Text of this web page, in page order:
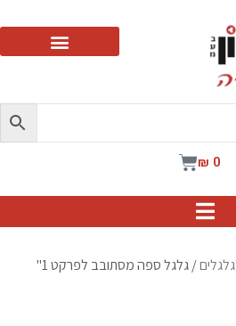
₪ 0
עגלת
גלגלים/ גלגל ספה מסתובב לפרקט 1"